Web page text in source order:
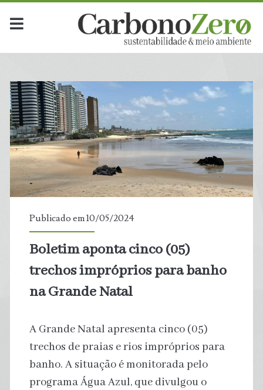
Publicado em 10/05/2024
Boletim aponta cinco (05)
trechos impróprios para banho
na Grande Natal
A Grande Natal apresenta cinco (05)
trechos de praias e rios impróprios para
banho. A situação é monitorada pelo
programa Água Azul, que divulgou o